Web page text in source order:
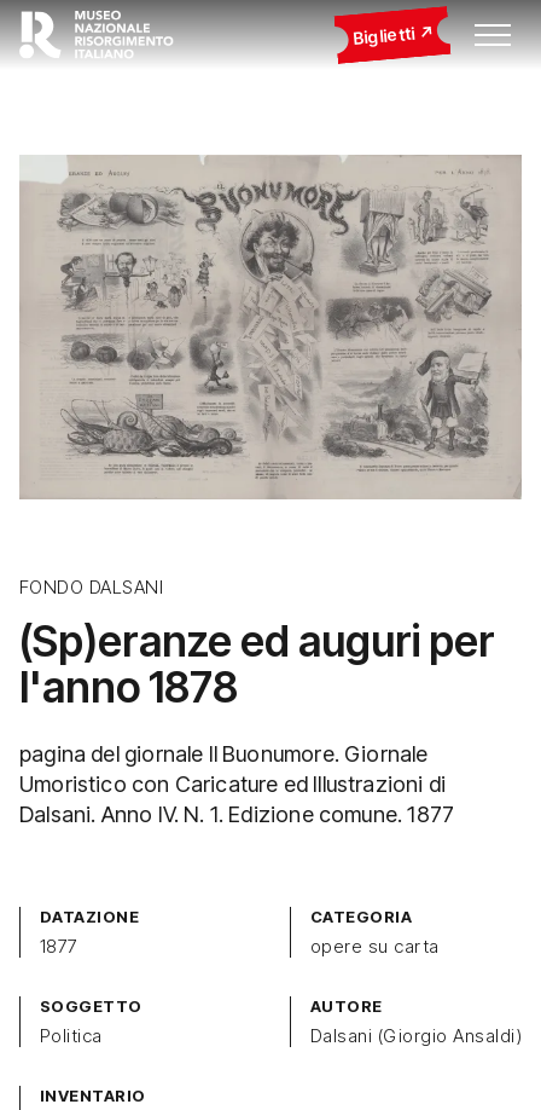
Biglietti
FONDO DALSANI
(Sp)eranze ed auguri per
l'anno 1878
pagina del giornale Il Buonumore. Giornale
Umoristico con Caricature ed Illustrazioni di
Dalsani. Anno IV. N. 1. Edizione comune. 1877
DATAZIONE
1877
CATEGORIA
opere su carta
SOGGETTO
Politica
AUTORE
Dalsani (Giorgio Ansaldi)
INVENTARIO